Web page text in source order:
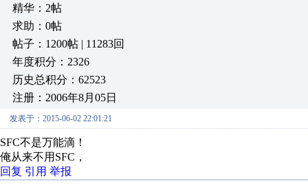
精华：2帖
求助：0帖
帖子：1200帖 | 11283回
年度积分：2326
历史总积分：62523
注册：2006年8月05日
发表于：2015-06-02 22:01:21
SFC不是万能滴！
俺从来不用SFC，
回复 引用 举报